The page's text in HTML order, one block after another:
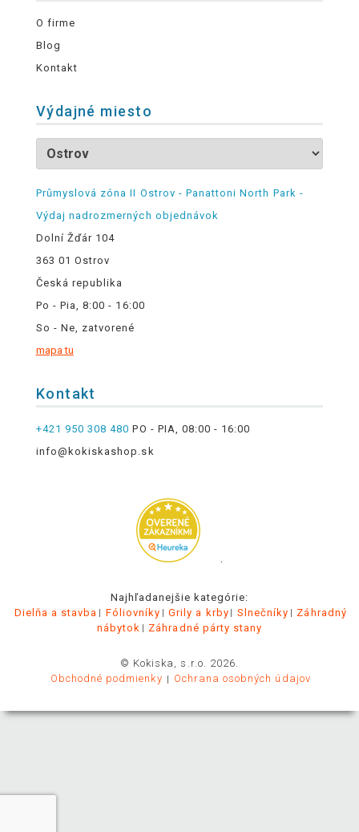
O firme
Blog
Kontakt
Výdajné miesto
Průmyslová zóna II Ostrov - Panattoni North Park -
Výdaj nadrozmerných objednávok
Dolní Žďár 104
363 01 Ostrov
Česká republika
Po - Pia, 8:00 - 16:00
So - Ne, zatvorené
mapa tu
Kontakt
+421 950 308 480 PO - PIA, 08:00 - 16:00
info@kokiskashop.sk
.
Najhľadanejšie kategórie:
Dielňa a stavba
Fóliovníky Grily a krby Slnečníky
Záhradný
nábytok
Záhradné párty stany
© Kokiska, s.r.o. 2026.
Obchodné podmienky
Ochrana osobných údajov